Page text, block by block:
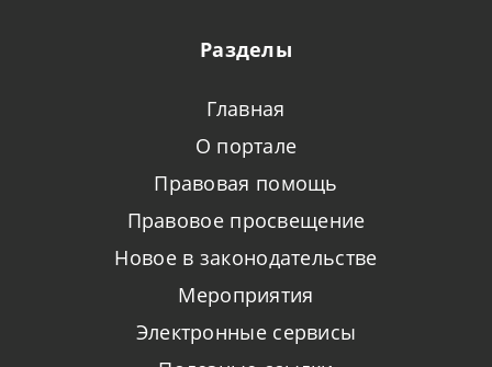
Разделы
Главная
О портале
Правовая помощь
Правовое просвещение
Новое в законодательстве
Мероприятия
Электронные сервисы